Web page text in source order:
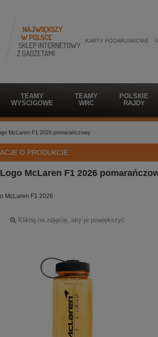
KARTY PODARUNKOWE
TEAMY
WYŚCIGOWE
TEAMY
WRC
POLSKIE
RAJDY
McLaren F1 2026 pomarańczowy
O PRODUKCIE
McLaren F1 2026
McLaren F1 2026
Kliknij na zdjęcie, aby je powiększyć